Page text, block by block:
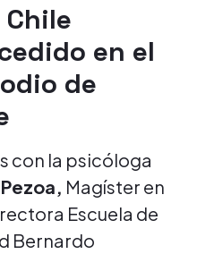
en el
de
con la psicóloga
Magíster en
Escuela de
Bernardo